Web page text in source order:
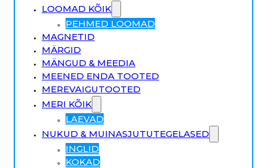
LOOMAD KÕIK
PEHMED LOOMAD
MAGNETID
MÄRGID
MÄNGUD & MEEDIA
MEENED ENDA TOOTED
MEREVAIGUTOOTED
MERI KÕIK
LAEVAD
NUKUD & MUINASJUTUTEGELASED
INGLID
KOKAD